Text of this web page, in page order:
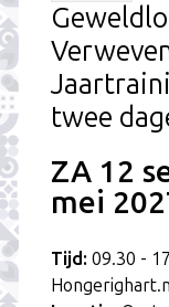
twee
ZA 12
mei
Tijd: 09.30 -